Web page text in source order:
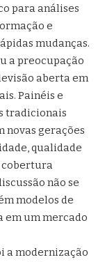
para análises
e
mudanças.
a preocupação
aberta em
Painéis e
tradicionais
novas gerações
qualidade
cobertura
não se
modelos de
em um mercado
a modernização